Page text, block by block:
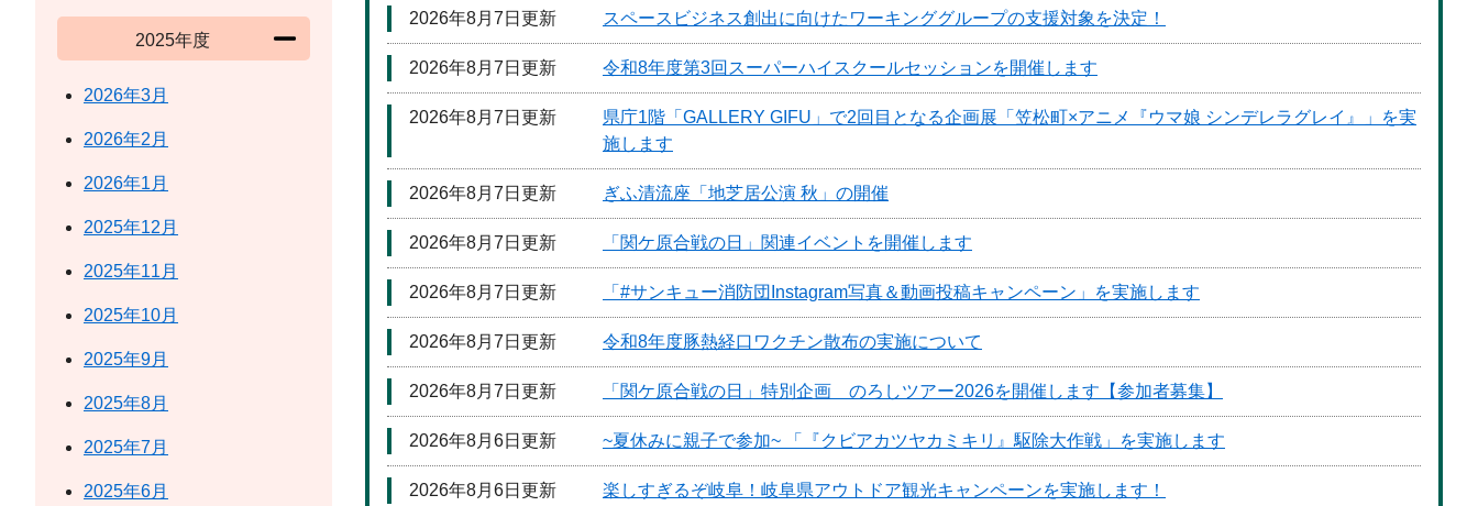
2026年8月7日更新 スペースビジネス創出に向けたワーキンググループの支援対象を決定！
2026年8月7日更新 令和8年度第3回スーパーハイスクールセッションを開催します
2026年8月7日更新
県庁1階「GALLERY GIFU」で2回目となる企画展「笠松町×アニメ『ウマ娘 シンデレラグレイ』」を実
施します
2026年8月7日更新 ぎふ清流座「地芝居公演 秋」の開催
2026年8月7日更新 「関ケ原合戦の日」関連イベントを開催します
2026年8月7日更新 「#サンキュー消防団Instagram写真＆動画投稿キャンペーン」を実施します
2026年8月7日更新 令和8年度豚熱経口ワクチン散布の実施について
2026年8月7日更新 「関ケ原合戦の日」特別企画 のろしツアー2026を開催します【参加者募集】
2026年8月6日更新 ~夏休みに親子で参加~ 「『クビアカツヤカミキリ』駆除大作戦」を実施します
2026年8月6日更新 楽しすぎるぞ岐阜！岐阜県アウトドア観光キャンペーンを実施します！
2025年度
2026年3月
2026年2月
2026年1月
2025年12月
2025年11月
2025年10月
2025年9月
2025年8月
2025年7月
2025年6月